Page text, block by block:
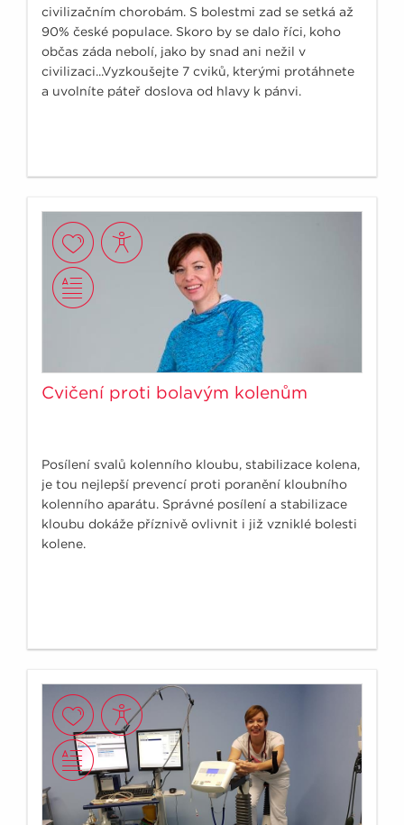
civilizačním chorobám. S bolestmi zad se setká až
90% české populace. Skoro by se dalo říci, koho
občas záda nebolí, jako by snad ani nežil v
civilizaci...Vyzkoušejte 7 cviků, kterými protáhnete
a uvolníte páteř doslova od hlavy k pánvi.
Cvičení proti bolavým kolenům
Posílení svalů kolenního kloubu, stabilizace kolena,
je tou nejlepší prevencí proti poranění kloubního
kolenního aparátu. Správné posílení a stabilizace
kloubu dokáže příznivě ovlivnit i již vzniklé bolesti
kolene.